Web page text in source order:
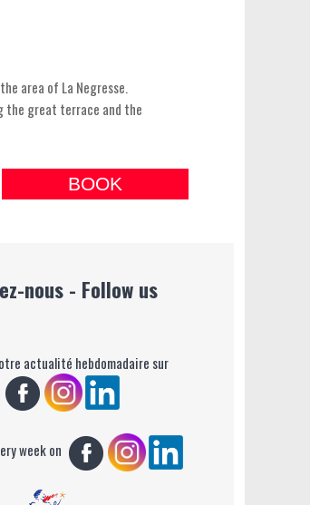
area of La Negresse.
the great terrace and the
BOOK
nous - Follow us
actualité hebdomadaire sur
week on